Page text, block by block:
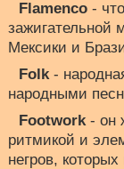
Flamenco -
зажигательной
Мексики и
Folk-
народными
Footwork- он
ритмикой и
негров,